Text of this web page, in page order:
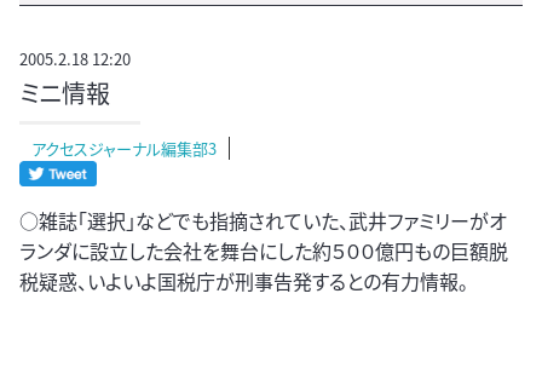
2005.2.18 12:20
ミニ情報
アクセスジャーナル編集部3
○雑誌「選択」などでも指摘されていた、武井ファミリーがオ
ランダに設立した会社を舞台にした約５００億円もの巨額脱
税疑惑、いよいよ国税庁が刑事告発するとの有力情報。